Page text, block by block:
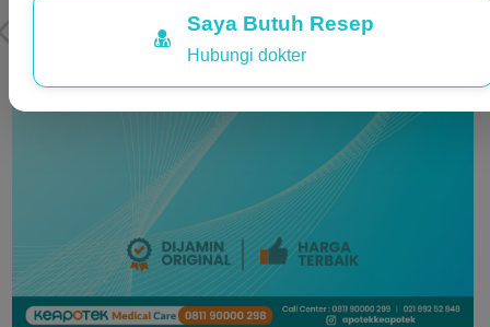
Saya Butuh Resep
Hubungi dokter